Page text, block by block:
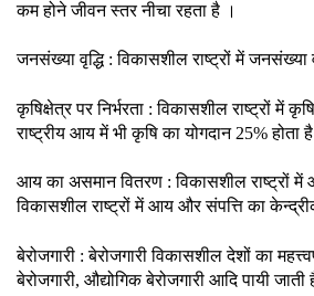
कम होने जीवन स्तर नीचा रहता है ।
जनसंख्या वृद्धि : विकासशील राष्ट्रों में
कृषिक्षेत्र पर निर्भरता : विकासशील राष्ट्रों
राष्ट्रीय आय में भी कृषि का योगदान 25% होता
आय का असमान वितरण : विकासशील राष्ट्रों में
विकासशील राष्ट्रों में आय और संपत्ति का
बेरोजगारी : बेरोजगारी विकासशील देशों का
बेरोजगारी, औद्योगिक बेरोजगारी आदि पायी